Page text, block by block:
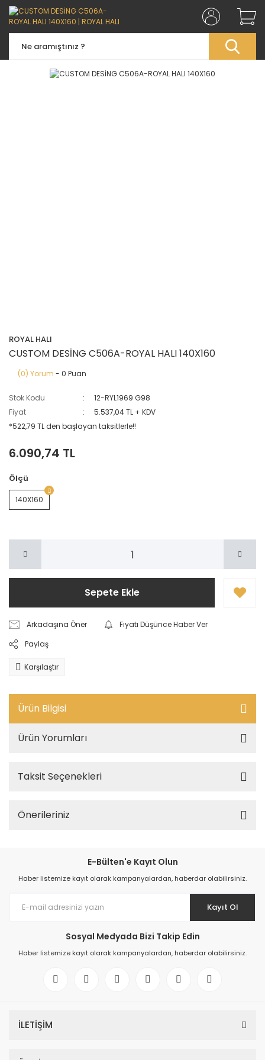
ROYAL HALI
CUSTOM DESİNG C506A-ROYAL HALI 140X160
(0) Yorum - 0 Puan
Stok Kodu
12-RYL1969 G98
Fiyat
5.537,04 TL + KDV
*522,79 TL den başlayan taksitlerle!!
6.090,74 TL
Ölçü
140X160
Sepete Ekle
Arkadaşına Öner
Fiyatı Düşünce Haber Ver
Paylaş
Karşılaştır
Ürün Bilgisi
Ürün Yorumları
Taksit Seçenekleri
Önerileriniz
E-Bülten'e Kayıt Olun
Haber listemize kayıt olarak kampanyalardan, haberdar olabilirsiniz.
Kayıt Ol
Sosyal Medyada Bizi Takip Edin
Haber listemize kayıt olarak kampanyalardan, haberdar olabilirsiniz.
İLETİŞİM